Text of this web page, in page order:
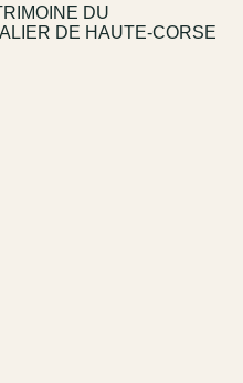
DU
DE HAUTE-CORSE